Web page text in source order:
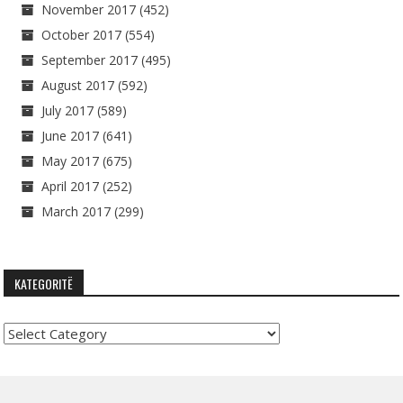
November 2017 (452)
October 2017 (554)
September 2017 (495)
August 2017 (592)
July 2017 (589)
June 2017 (641)
May 2017 (675)
April 2017 (252)
March 2017 (299)
KATEGORITË
Kategoritë